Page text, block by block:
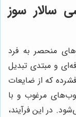
سالار سوز
منحصر به فرد
و مبتدی تبدیل
که از ضایعات
مرغوب و با
در این فرآیند،